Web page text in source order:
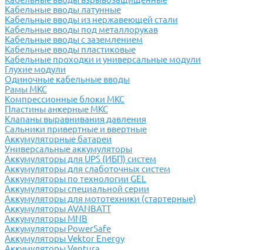
Кабельные вводы латунные
Кабельные вводы из нержавеющей стали
Кабельные вводы под металлорукав
Кабельные вводы с заземлением
Кабельные вводы пластиковые
Кабельные проходки и универсальные модули
Глухие модули
Одиночные кабельные вводы
Рамы МКС
Компрессионные блоки МКС
Пластины анкерные МКС
Клапаны выравнивания давления
Сальники привертные и ввертные
Аккумуляторные батареи
Универсальные аккумуляторы
Аккумуляторы для UPS (ИБП) систем
Аккумуляторы для слаботочных систем
Аккумуляторы по технологии GEL
Аккумуляторы специальной серии
Аккумуляторы для мототехники (стартерные)
Аккумуляторы AVANBATT
Аккумуляторы MNB
Аккумуляторы PowerSafe
Аккумуляторы Vektor Energy